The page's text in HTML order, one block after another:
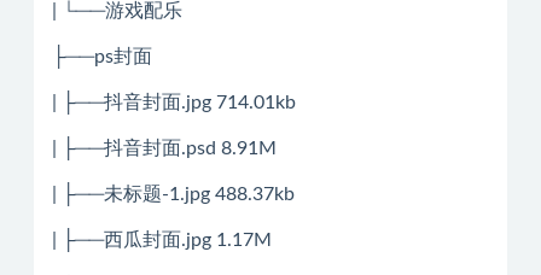
| └──游戏配乐
├──ps封面
| ├──抖音封面.jpg 714.01kb
| ├──抖音封面.psd 8.91M
| ├──未标题-1.jpg 488.37kb
| ├──西瓜封面.jpg 1.17M